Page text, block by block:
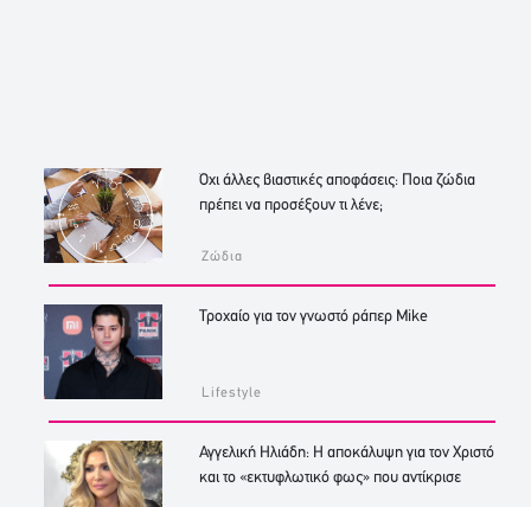
Όχι άλλες βιαστικές αποφάσεις: Ποια ζώδια
πρέπει να προσέξουν τι λένε;
Ζώδια
Τροχαίο για τον γνωστό ράπερ Mike
Lifestyle
Αγγελική Ηλιάδη: Η αποκάλυψη για τον Χριστό
και το «εκτυφλωτικό φως» που αντίκρισε